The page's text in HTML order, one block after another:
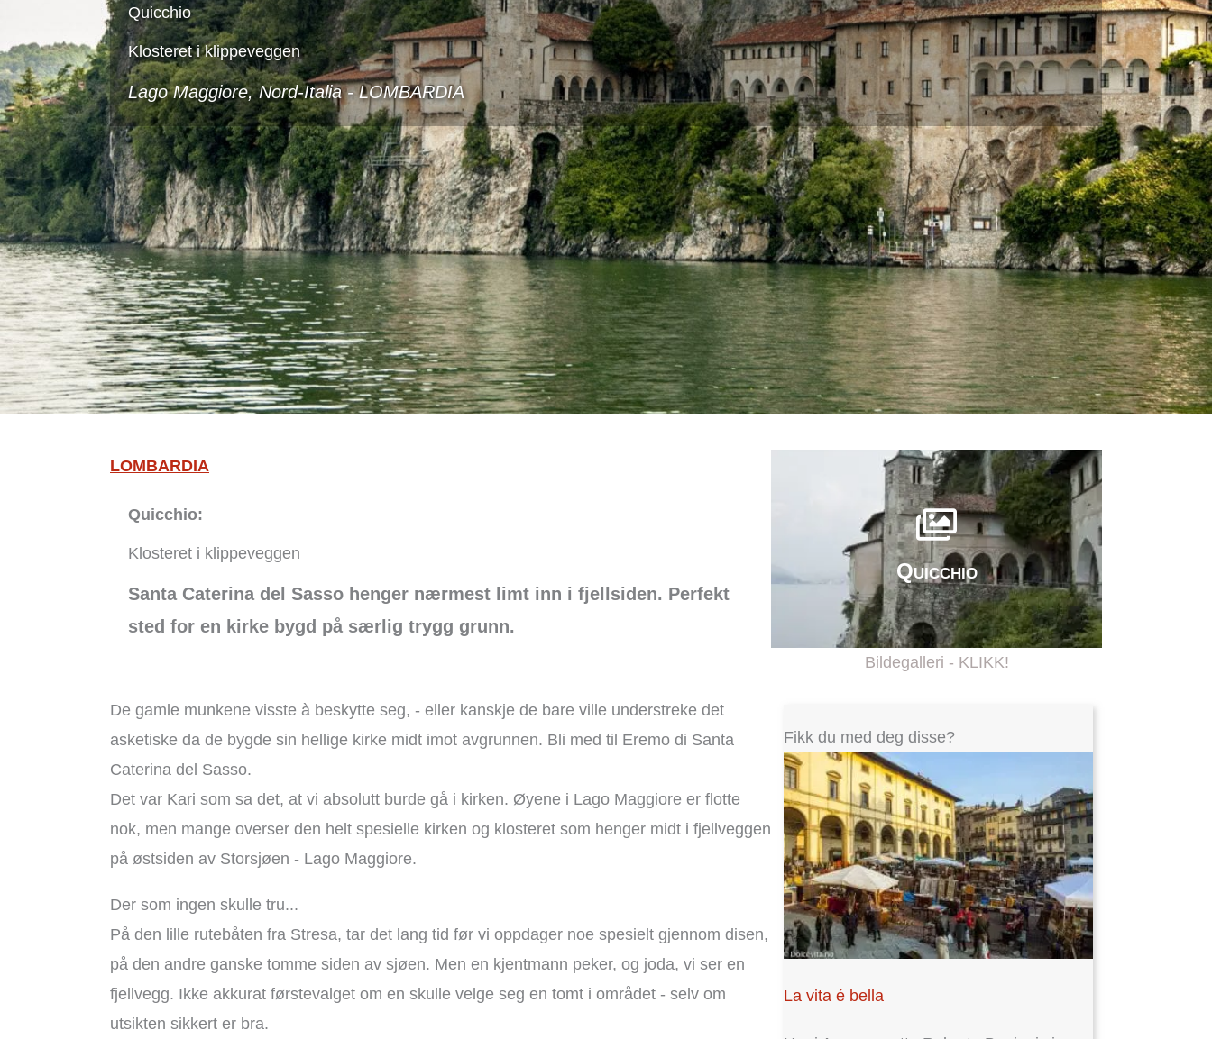
Quicchio
Klosteret i klippeveggen
Lago Maggiore, Nord-Italia -LOMBARDIA
LOMBARDIA
Quicchio:
Klosteret i klippeveggen
Santa Caterina del Sasso henger nærmest limt inn i fjellsiden. Perfekt
sted for en kirke bygd på særlig trygg grunn.
Quicchio
Bildegalleri - KLIKK!
De gamle munkene visste à beskytte seg, - eller kanskje de bare ville understreke det
asketiske da de bygde sin hellige kirke midt imot avgrunnen. Bli med til Eremo di Santa
Caterina del Sasso.
Det var Kari som sa det, at vi absolutt burde gå i kirken. Øyene i Lago Maggiore er flotte
nok, men mange overser den helt spesielle kirken og klosteret som henger midt i fjellveggen
på østsiden av Storsjøen - Lago Maggiore.
Der som ingen skulle tru...
På den lille rutebåten fra Stresa, tar det lang tid før vi oppdager noe spesielt gjennom disen,
på den andre ganske tomme siden av sjøen. Men en kjentmann peker, og joda, vi ser en
fjellvegg. Ikke akkurat førstevalget om en skulle velge seg en tomt i området - selv om
utsikten sikkert er bra.
Fikk du med deg disse?
La vita é bella